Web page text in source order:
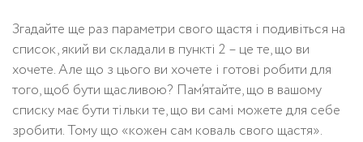
Згадайте ще раз параметри свого щастя і подивіться на
список, який ви складали в пункті 2 – це те, що ви
хочете. Але що з цього ви хочете і готові робити для
того, щоб бути щасливою? Пам’ятайте, що в вашому
списку має бути тільки те, що ви самі можете для себе
зробити. Тому що «кожен сам коваль свого щастя».